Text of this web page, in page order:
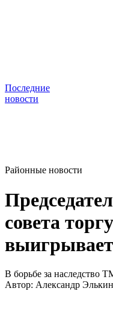
Последние
новости
Районные новости
совета
выигрывает
В борьбе за наследство
Автор: Александр